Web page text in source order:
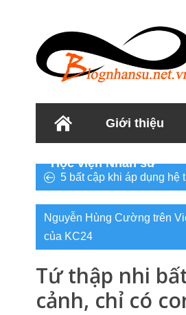
Giới thiệu
Học viện Nhân sư
5 bất cập khi áp dụng hệ
Nguyễn Hùng Cường trên
của KC24
Tứ thập nhi
cảnh, chỉ có